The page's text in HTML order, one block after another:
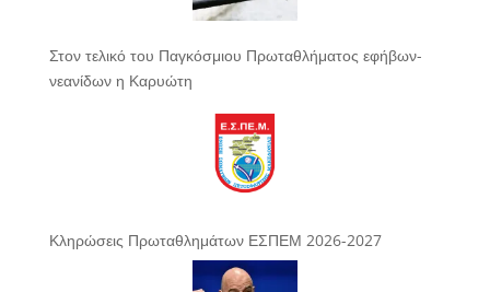
Στον τελικό του Παγκόσμιου Πρωταθλήματος εφήβων-
νεανίδων η Καρυώτη
Κληρώσεις Πρωταθλημάτων ΕΣΠΕΜ 2026-2027